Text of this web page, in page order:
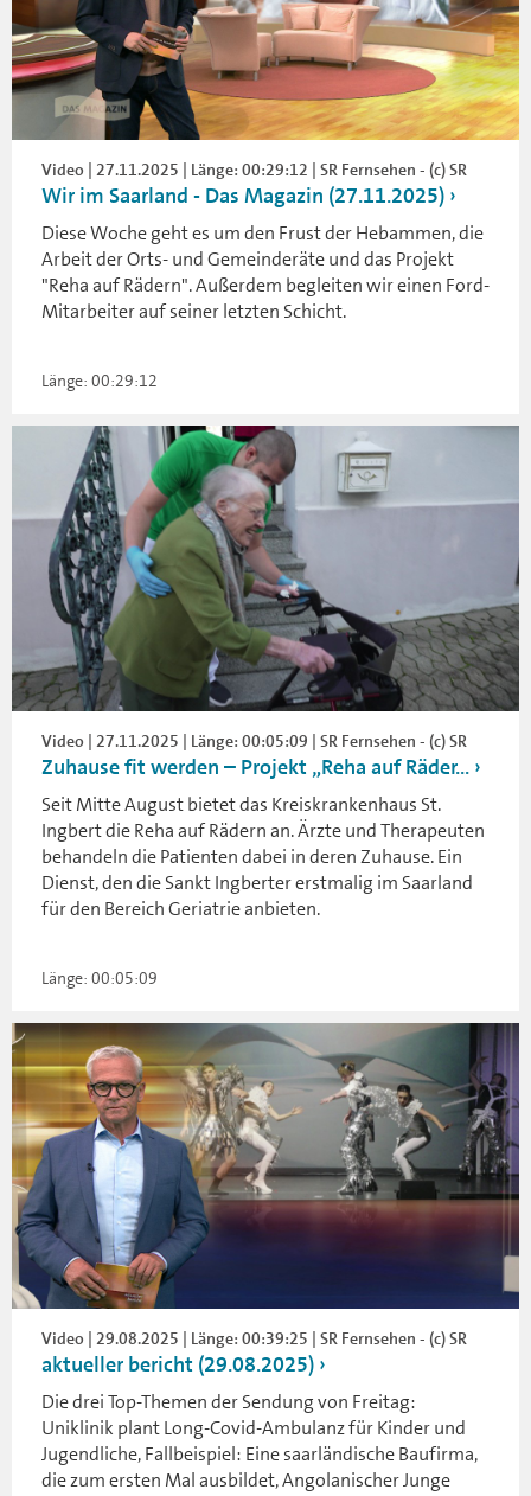
Video | 27.11.2025 | Länge: 00:29:12 | SR Fernsehen - (c) SR
Wir im Saarland - Das Magazin (27.11.2025)
Diese Woche geht es um den Frust der Hebammen, die
Arbeit der Orts- und Gemeinderäte und das Projekt
"Reha auf Rädern". Außerdem begleiten wir einen Ford-
Mitarbeiter auf seiner letzten Schicht.
Länge: 00:29:12
Video | 27.11.2025 | Länge: 00:05:09 | SR Fernsehen - (c) SR
Zuhause fit werden – Projekt „Reha auf Räder...
Seit Mitte August bietet das Kreiskrankenhaus St.
Ingbert die Reha auf Rädern an. Ärzte und Therapeuten
behandeln die Patienten dabei in deren Zuhause. Ein
Dienst, den die Sankt Ingberter erstmalig im Saarland
für den Bereich Geriatrie anbieten.
Länge: 00:05:09
Video | 29.08.2025 | Länge: 00:39:25 | SR Fernsehen - (c) SR
aktueller bericht (29.08.2025)
Die drei Top-Themen der Sendung von Freitag:
Uniklinik plant Long-Covid-Ambulanz für Kinder und
Jugendliche, Fallbeispiel: Eine saarländische Baufirma,
die zum ersten Mal ausbildet, Angolanischer Junge